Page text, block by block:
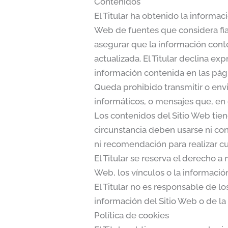
El Titular ha obtenido la
Web de fuentes que considera
asegurar que la información
actualizada. El Titular declina
información contenida en las
Queda prohibido transmitir o
informáticos, o mensajes que,
Los contenidos del Sitio Web
circunstancia deben usarse ni
ni recomendación para realizar
El Titular se reserva el derecho
Web, los vínculos o la
El Titular no es responsable de
información del Sitio Web o de
Política de cookies